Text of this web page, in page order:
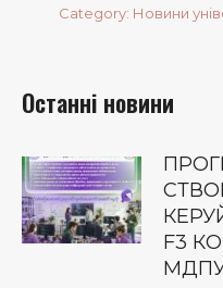
Category: Новини
Останні новини
F3